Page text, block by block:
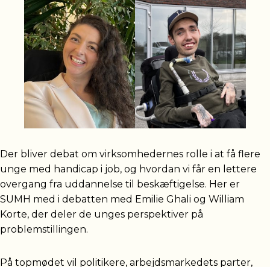
Der bliver debat om virksomhedernes rolle i at få flere
unge med handicap i job, og hvordan vi får en lettere
overgang fra uddannelse til beskæftigelse. Her er
SUMH med i debatten med Emilie Ghali og William
Korte, der deler de unges perspektiver på
problemstillingen.
På topmødet vil politikere, arbejdsmarkedets parter,